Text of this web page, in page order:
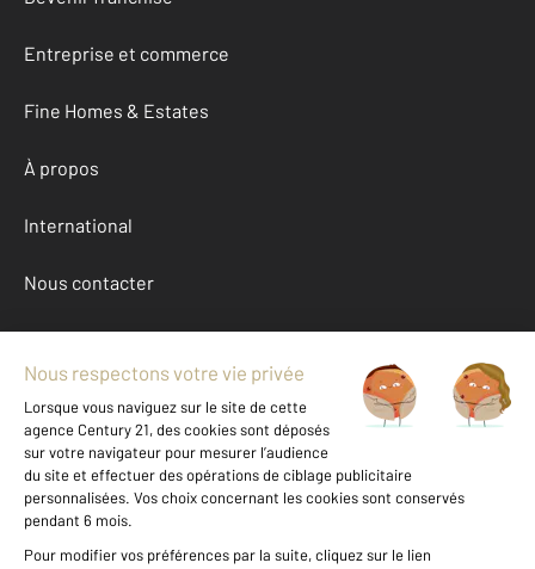
Entreprise et commerce
Fine Homes & Estates
À propos
International
Nous contacter
Mentions légales & CGU et Barèmes d'honoraires
Données personnelles
Gestionnaire des cookies
Achat appartement autour de ST GAUDENS (31800)